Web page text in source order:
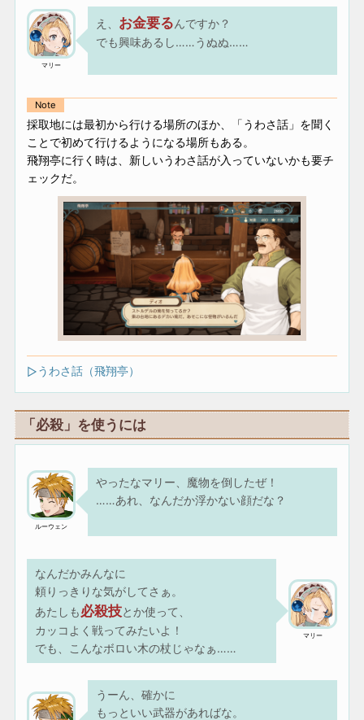
マリー
え、 お金要るんですか？
でも興味あるし……うぬぬ……
Note
採取地には最初から行ける場所のほか、「うわさ話」を聞く
ことで初めて行けるようになる場所もある。
飛翔亭に行く時は、新しいうわさ話が入っていないかも要チ
ェックだ。
うわさ話（飛翔亭）
「必殺」を使うには
ルーウェン
やったなマリー、魔物を倒したぜ！
……あれ、なんだか浮かない顔だな？
なんだかみんなに
頼りっきりな気がしてさぁ。
あたしも必殺技とか使って、
カッコよく戦ってみたいよ！
でも、こんなボロい木の杖じゃなぁ……
マリー
うーん、確かに
もっといい武器があればな。